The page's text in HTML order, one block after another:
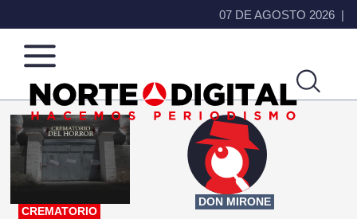
07 DE AGOSTO 2026
Norte
de
Ciudad
Más
que
noticias,
hacemos periodismo
CREMATORIO
DON MIRONE